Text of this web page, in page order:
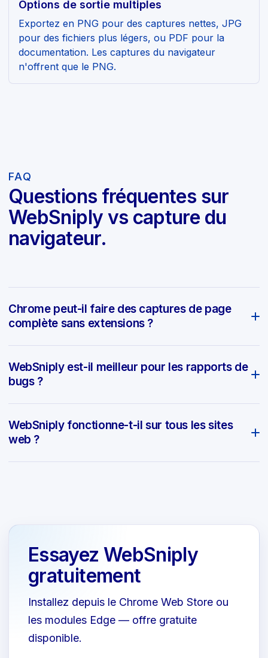
Options de sortie multiples
Exportez en PNG pour des captures nettes, JPG
pour des fichiers plus légers, ou PDF pour la
documentation. Les captures du navigateur
n'offrent que le PNG.
FAQ
Questions fréquentes sur
WebSniply vs capture du
navigateur.
Chrome peut-il faire des captures de page
complète sans extensions ?
WebSniply est-il meilleur pour les rapports de
bugs ?
WebSniply fonctionne-t-il sur tous les sites
web ?
Essayez WebSniply
gratuitement
Installez depuis le Chrome Web Store ou
les modules Edge — offre gratuite
disponible.